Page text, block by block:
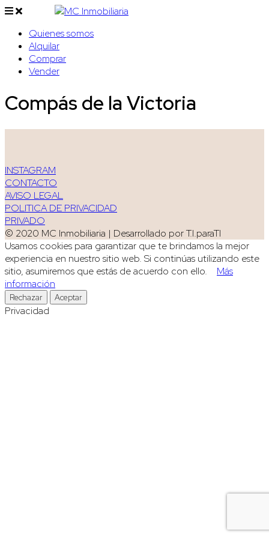
Quienes somos
Alquilar
Comprar
Vender
Compás de la Victoria
INSTAGRAM
CONTACTO
AVISO LEGAL
POLITICA DE PRIVACIDAD
PRIVADO
© 2020 MC Inmobiliaria | Desarrollado por T.I.paraTI
Usamos cookies para garantizar que te brindamos la mejor
experiencia en nuestro sitio web. Si continúas utilizando este
sitio, asumiremos que estás de acuerdo con ello. Más
información
Rechazar Aceptar
Privacidad